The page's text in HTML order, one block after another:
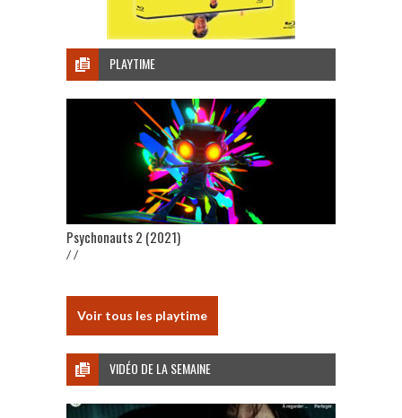
PLAYTIME
Psychonauts 2 (2021)
/ /
Voir tous les playtime
VIDÉO DE LA SEMAINE